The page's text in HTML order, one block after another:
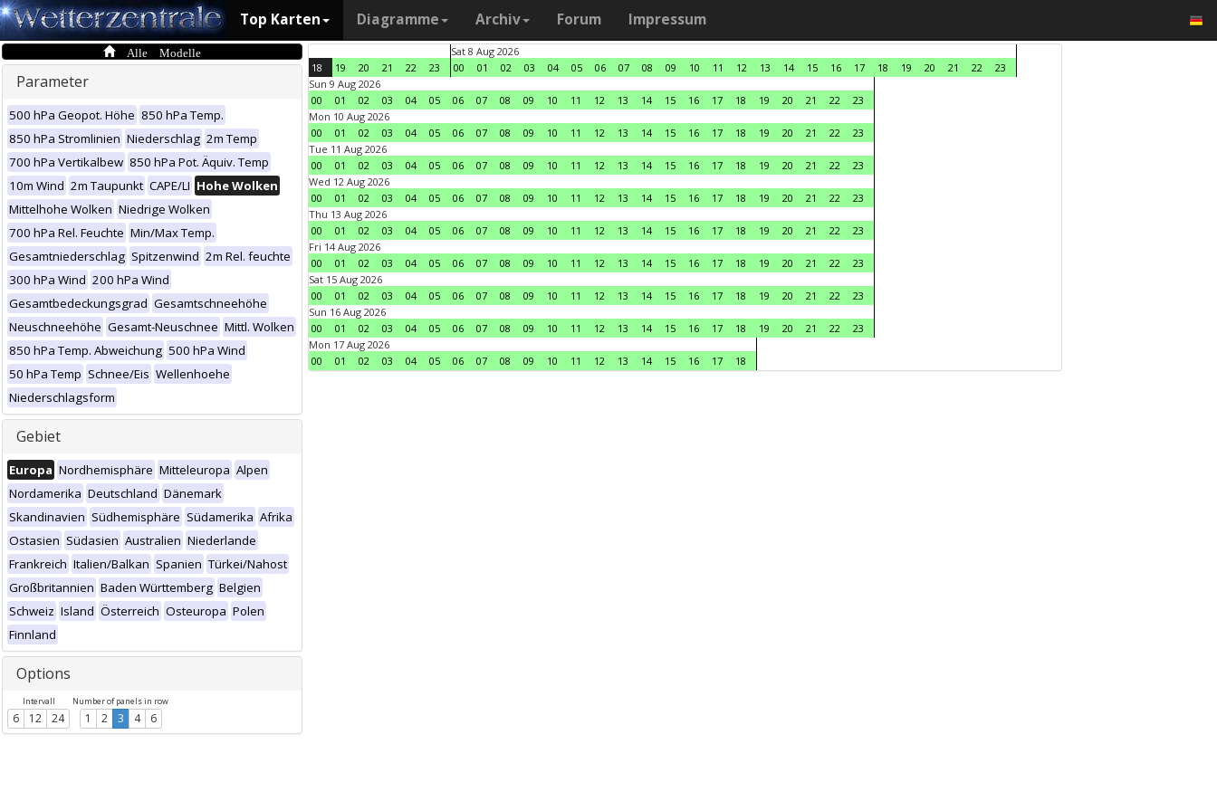
Top Karten Diagramme Archiv Forum Impressum
Alle Modelle
Parameter
500 hPa Geopot. Höhe 850 hPa Temp.
850 hPa Stromlinien Niederschlag 2m Temp
700 hPa Vertikalbew 850 hPa Pot. Äquiv. Temp
10m Wind 2m Taupunkt CAPE/LI Hohe Wolken
Mittelhohe Wolken Niedrige Wolken
700 hPa Rel. Feuchte Min/Max Temp.
Gesamtniederschlag Spitzenwind 2m Rel. feuchte
300 hPa Wind 200 hPa Wind
Gesamtbedeckungsgrad Gesamtschneehöhe
Neuschneehöhe Gesamt-Neuschnee Mittl. Wolken
850 hPa Temp. Abweichung 500 hPa Wind
50 hPa Temp Schnee/Eis Wellenhoehe
Niederschlagsform
Gebiet
Europa Nordhemisphäre Mitteleuropa Alpen
Nordamerika Deutschland Dänemark
Skandinavien Südhemisphäre Südamerika Afrika
Ostasien Südasien Australien Niederlande
Frankreich Italien/Balkan Spanien Türkei/Nahost
Großbritannien Baden Württemberg Belgien
Schweiz Island Österreich Osteuropa Polen
Finnland
Options
Intervall
6 12 24
Number of panels in row
1 2 3 4 6
18 19 20 21 22 23
Sat 8 Aug 2026
00
01 02 03 04 05 06 07 08 09 10 11 12 13 14 15 16 17 18 19 20 21 22
23
Sun 9 Aug 2026
00
01 02 03 04 05 06 07 08 09 10 11 12 13 14 15 16 17 18 19 20 21 22
23
Mon 10 Aug 2026
00
01 02 03 04 05 06 07 08 09 10 11 12 13 14 15 16 17 18 19 20 21 22
23
Tue 11 Aug 2026
00
01 02 03 04 05 06 07 08 09 10 11 12 13 14 15 16 17 18 19 20 21 22
23
Wed 12 Aug 2026
00
01 02 03 04 05 06 07 08 09 10 11 12 13 14 15 16 17 18 19 20 21 22
23
Thu 13 Aug 2026
00
01 02 03 04 05 06 07 08 09 10 11 12 13 14 15 16 17 18 19 20 21 22
23
Fri 14 Aug 2026
00
01 02 03 04 05 06 07 08 09 10 11 12 13 14 15 16 17 18 19 20 21 22
23
Sat 15 Aug 2026
00
01 02 03 04 05 06 07 08 09 10 11 12 13 14 15 16 17 18 19 20 21 22
23
Sun 16 Aug 2026
00
01 02 03 04 05 06 07 08 09 10 11 12 13 14 15 16 17 18 19 20 21 22
23
Mon 17 Aug 2026
00
01 02 03 04 05 06 07 08 09 10 11 12 13 14 15 16 17 18